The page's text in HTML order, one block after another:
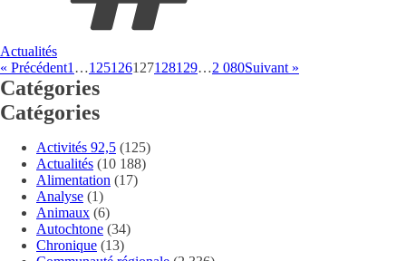
Actualités
« Précédent1 …125126127128129…2 080Suivant »
Catégories
Catégories
Activités 92,5 (125)
Actualités (10 188)
Alimentation (17)
Analyse (1)
Animaux (6)
Autochtone (34)
Chronique (13)